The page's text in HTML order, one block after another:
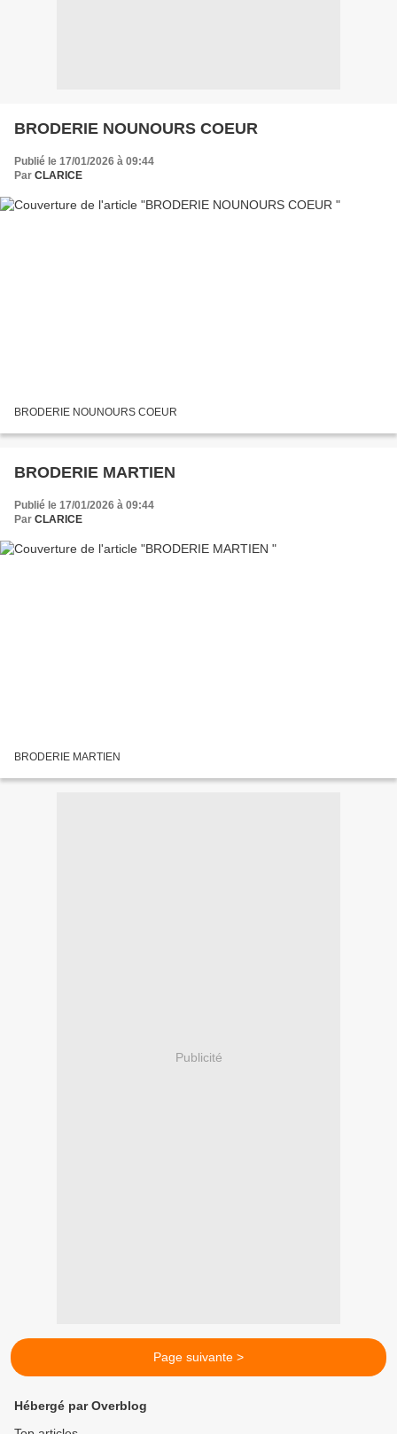
BRODERIE NOUNOURS COEUR
Publié le 17/01/2026 à 09:44
Par CLARICE
BRODERIE NOUNOURS COEUR
BRODERIE MARTIEN
Publié le 17/01/2026 à 09:44
Par CLARICE
BRODERIE MARTIEN
Publicité
Page suivante >
Hébergé par Overblog